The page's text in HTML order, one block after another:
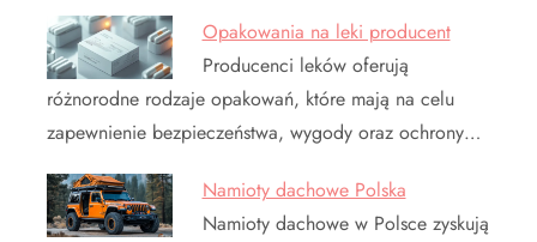
Opakowania na leki producent
Producenci leków oferują
różnorodne rodzaje opakowań, które mają na celu
zapewnienie bezpieczeństwa, wygody oraz ochrony…
Namioty dachowe Polska
Namioty dachowe w Polsce zyskują